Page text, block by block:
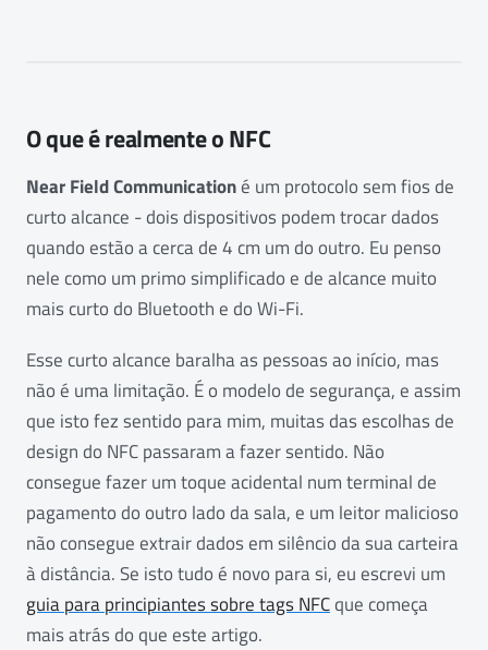
O que é realmente o NFC
Near Field Communicationé um protocolo sem fios de
curto alcance - dois dispositivos podem trocar dados
quando estão a cerca de 4 cm um do outro. Eu penso
nele como um primo simplificado e de alcance muito
mais curto do Bluetooth e do Wi-Fi.
Esse curto alcance baralha as pessoas ao início, mas
não é uma limitação. É o modelo de segurança, e assim
que isto fez sentido para mim, muitas das escolhas de
design do NFC passaram a fazer sentido. Não
consegue fazer um toque acidental num terminal de
pagamento do outro lado da sala, e um leitor malicioso
não consegue extrair dados em silêncio da sua carteira
à distância. Se isto tudo é novo para si, eu escrevi um
guia para principiantes sobre tags NFCque começa
mais atrás do que este artigo.